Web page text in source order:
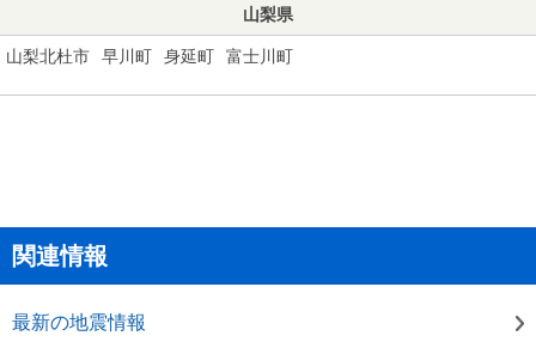
山梨県
山梨北杜市 早川町 身延町 富士川町
関連情報
最新の地震情報